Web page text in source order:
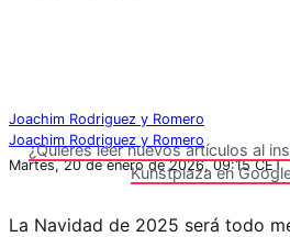
Joachim Rodriguez y Romero
Joachim Rodriguez y Romero
Martes, 20 de enero de 2026, 09:15 CET
¿Quieres leer nuevos artículos al
Kunstplaza en
La Navidad de 2025 será todo